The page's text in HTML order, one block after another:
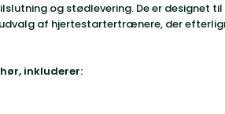
og stødlevering. De er designet
af hjertestartertrænere, der
inkluderer: